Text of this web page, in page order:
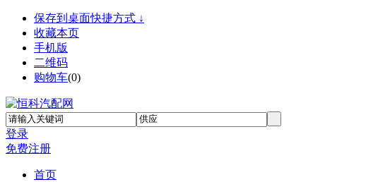
保存到桌面快捷方式 ↓
收藏本页
手机版
二维码
购物车(0)
登录
免费注册
首页